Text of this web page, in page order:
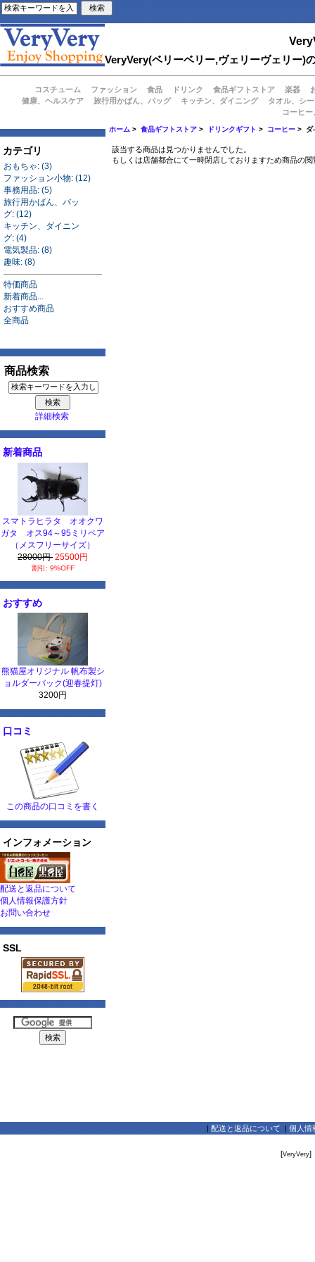
VeryVery(ベリーベリー,ヴェリーヴェリー)
コスチューム ファッション 食品 ドリンク 食品ギフトストア 楽器
健康、ヘルスケア
旅行用かばん、バッグ キッチン、ダイニング
タオル、シ
コーヒ
カテゴリ
おもちゃ: (3)
ファッション小物: (12)
事務用品: (5)
旅行用かばん、バッ
グ: (12)
キッチン、ダイニン
グ: (4)
電気製品: (8)
趣味: (8)
特価商品
新着商品...
おすすめ商品
全商品
商品検索
詳細検索
新着商品
スマトラヒラタ オオクワ
ガタ オス94～95ミリペア
（メスフリーサイズ）
28000円 25500円
割引: 9%OFF
おすすめ
熊猫屋オリジナル 帆布製シ
ョルダーバック(迎春提灯)
3200円
口コミ
この商品の口コミを書く
インフォメーション
配送と返品について
個人情報保護方針
お問い合わせ
SSL
ホーム >食品ギフトストア > ドリンクギフト > コーヒー > ダ
該当する商品は見つかりませんでした。
もしくは店舗都合にて一時閉店しておりますため商品の
| 配送と返品について | 個人情
[VeryVery]